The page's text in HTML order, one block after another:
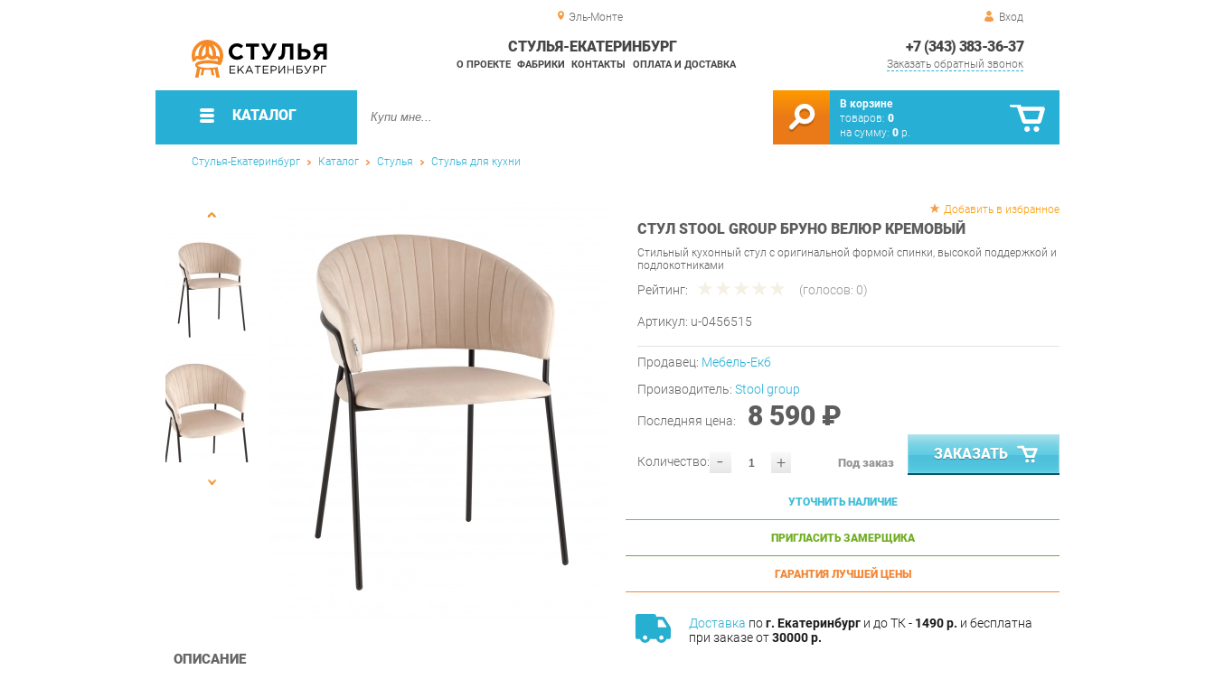
Эль-Монте Вход
+7 (343) 383-36-37
Заказать обратный звонок
СТУЛЬЯ-ЕКАТЕРИНБУРГ
О ПРОЕКТЕ ФАБРИКИ КОНТАКТЫ ОПЛАТА И ДОСТАВКА
КАТАЛОГ
В корзине
товаров: 0
на сумму: 0 р.
Стулья-Екатеринбург Каталог Стулья Стулья для кухни
Добавить в избранное
СТУЛ STOOL GROUP БРУНО ВЕЛЮР КРЕМОВЫЙ
Стильный кухонный стул с оригинальной формой спинки, высокой поддержкой и
подлокотниками
Рейтинг: (голосов: 0)
Артикул: u-0456515
Продавец: Мебель-Екб
Производитель: Stool group
Последняя цена: 8 590 ₽
- +
Количество: Под заказ
ЗАКАЗАТЬ
УТОЧНИТЬ НАЛИЧИЕ
ПРИГЛАСИТЬ ЗАМЕРЩИКА
ГАРАНТИЯ ЛУЧШЕЙ ЦЕНЫ
Доставка пог. Екатеринбург и до ТК - 1490 р. и бесплатна
при заказе от30000 р.
ОПИСАНИЕ